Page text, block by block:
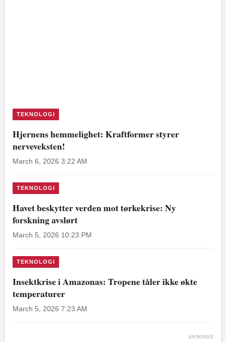
TEKNOLOGI
Hjernens hemmelighet: Kraftformer styrer
nerveveksten!
March 6, 2026 3:22 AM
TEKNOLOGI
Havet beskytter verden mot tørkekrise: Ny
forskning avslørt
March 5, 2026 10:23 PM
TEKNOLOGI
Insektkrise i Amazonas: Tropene tåler ikke økte
temperaturer
March 5, 2026 7:23 AM
ANNONSE